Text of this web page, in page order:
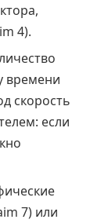
4).
времени
скорость
если
7) или